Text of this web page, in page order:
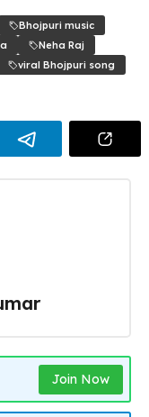
Bhojpuri music
Neha Raj
viral Bhojpuri song
Join Now